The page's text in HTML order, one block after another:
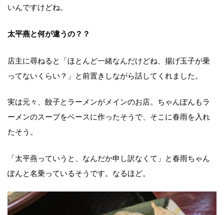
いんですけどね。
太平燕と何が違うの？？
店主に尋ねると「ほとんど一緒なんだけどね、揚げ玉子が乗
ってないくらい？」と前置きしながら話してくれました。
実は元々、餃子とラーメンがメインのお店。ちゃんぽんもラ
ーメンのスープをベースに作ったそうで、そこに春雨を入れ
たそう。
「太平燕っていうと、なんだか申し訳なくて」と春雨ちゃん
ぽんと名乗っているそうです。なるほど。